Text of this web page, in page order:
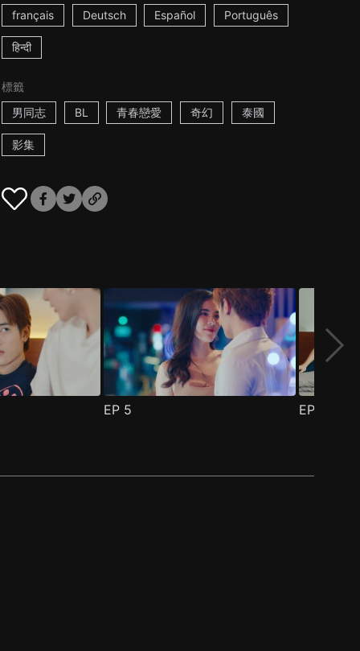
français Deutsch Español Português
हिन्दी
標籤
男同志
BL 青春戀愛 奇幻 泰國
影集
EP 5 EP